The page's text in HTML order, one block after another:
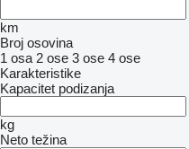
km
Broj osovina
1 osa 2 ose 3 ose 4 ose
Karakteristike
Kapacitet podizanja
kg
Neto težina